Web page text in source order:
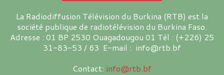
La Radiodiffusion Télévision du Burkina (RTB) est la
société publique de radiotélévision du Burkina Faso.
Adresse : 01 BP 2530 Ouagadougou 01 Tél : (+226) 25
31-83-53 / 63 E-mail : info@rtb.bf
Contact: info@rtb.bf